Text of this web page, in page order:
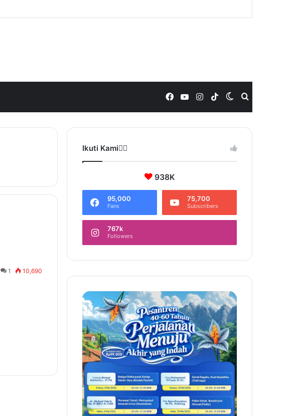
Switch
skin
TikTok
Instagram
YouTube
Facebook
1 10,690
Ikuti Kami❤️‍🔥
938K
95,000
Fans
75,700
Subscribers
767k
Followers